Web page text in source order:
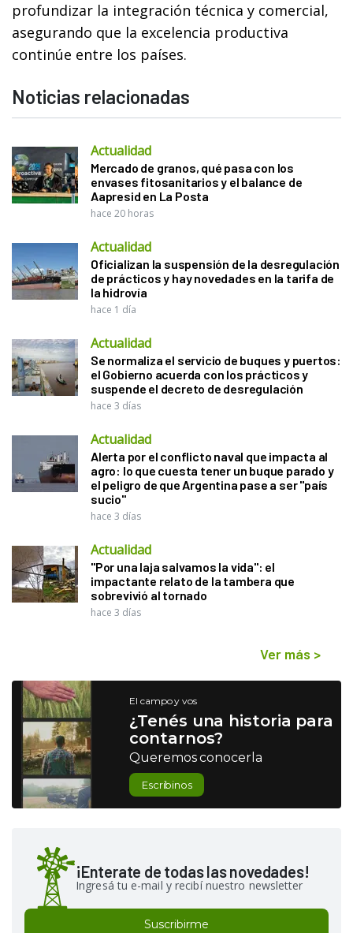
profundizar la integración técnica y comercial,
asegurando que la excelencia productiva
continúe entre los países.
Noticias relacionadas
Actualidad
Mercado de granos, qué pasa con los
envases fitosanitarios y el balance de
Aapresid en La Posta
hace 20 horas
Actualidad
Oficializan la suspensión de la desregulación
de prácticos y hay novedades en la tarifa de
la hidrovía
hace 1 día
Actualidad
Se normaliza el servicio de buques y puertos:
el Gobierno acuerda con los prácticos y
suspende el decreto de desregulación
hace 3 días
Actualidad
Alerta por el conflicto naval que impacta al
agro: lo que cuesta tener un buque parado y
el peligro de que Argentina pase a ser "país
sucio"
hace 3 días
Actualidad
"Por una laja salvamos la vida": el
impactante relato de la tambera que
sobrevivió al tornado
hace 3 días
Ver más >
El campo y vos
¿Tenés una historia para
contarnos?
Queremos conocerla
Escribinos
¡Enterate de todas las novedades!
Ingresá tu e-mail y recibí nuestro newsletter
Suscribirme